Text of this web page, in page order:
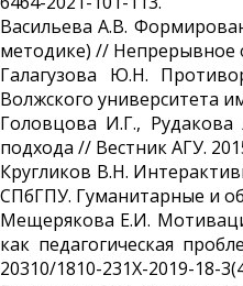
Васильева А.В.
методике) // Непрерывное
Галагузова Ю.Н.
Волжского университета
Головцова И.Г.,
подхода // Вестник АГУ.
Кругликов В.Н.
СПбГПУ. Гуманитарные и
Мещерякова Е.И.
как педагогическая
20310/1810-231X-2019-18-